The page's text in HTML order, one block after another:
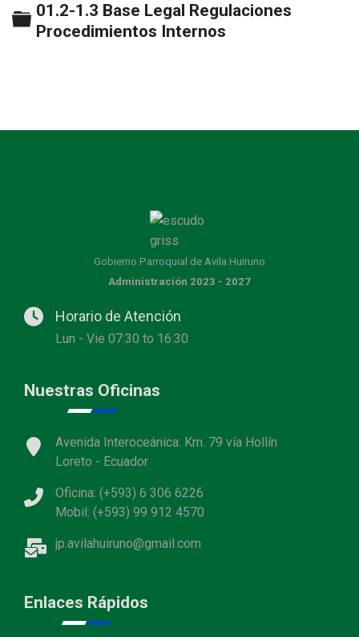
Carpeta
01.2-1.3 Base Legal Regulaciones
Procedimientos Internos
Gobierno Parroquial de Avila Huiruno
Administración 2023 - 2027
Horario de Atención
Lun - Vie 07:30 to 16:30
Nuestras Oficinas
Avenida Interoceánica: Km. 79 vía Hollín
Loreto - Ecuador
Oficina: (+593) 6 306 6226
Mobil: (+593) 99 912 4570
jp.avilahuiruno@gmail.com
Enlaces Rápidos